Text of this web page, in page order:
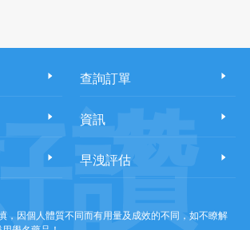
查詢訂單
資訊
早洩評估
，因個人體質不同而有用量及成效的不同，如不瞭解
讚